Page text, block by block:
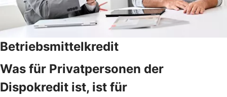
Betriebsmittelkredit
Was für Privatpersonen der
Dispokredit ist, ist für